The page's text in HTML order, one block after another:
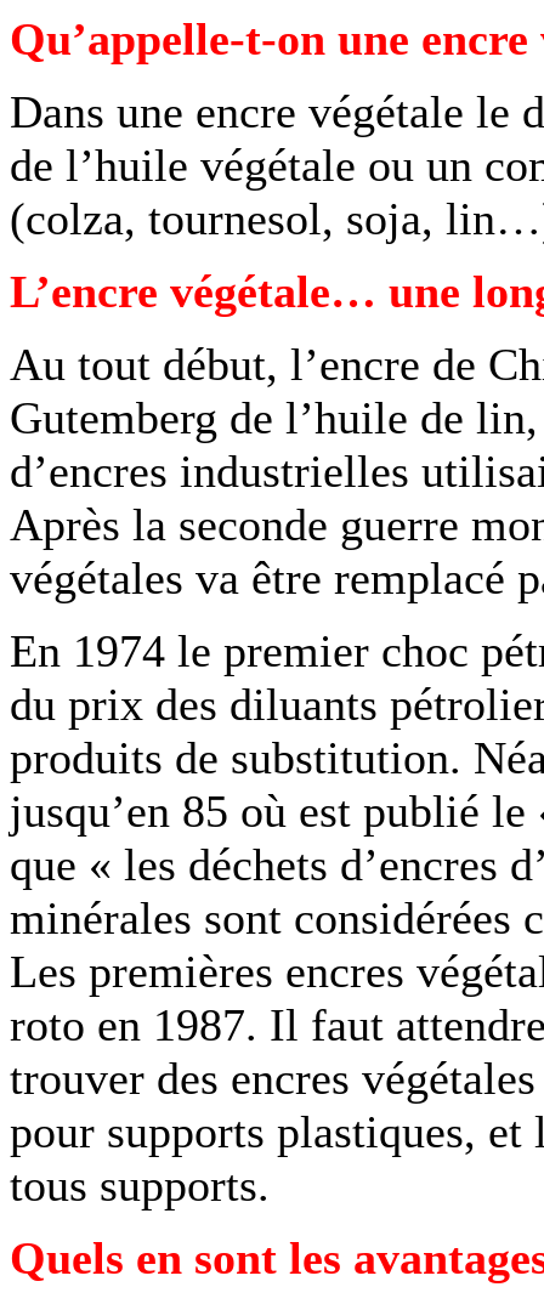
Qu’appelle-t-on une encre
Dans une encre végétale le
de l’huile végétale ou un
(colza, tournesol, soja,
L’encre végétale… une
Au tout début, l’encre de
Gutemberg de l’huile de
d’encres industrielles
Après la seconde guerre
végétales va être remplacé
En 1974 le premier choc
du prix des diluants
produits de substitution.
jusqu’en 85 où est publié
que « les déchets d’encres
minérales sont considérées
Les premières encres
roto en 1987. Il faut
trouver des encres
pour supports plastiques, et
tous supports.
Quels en sont les